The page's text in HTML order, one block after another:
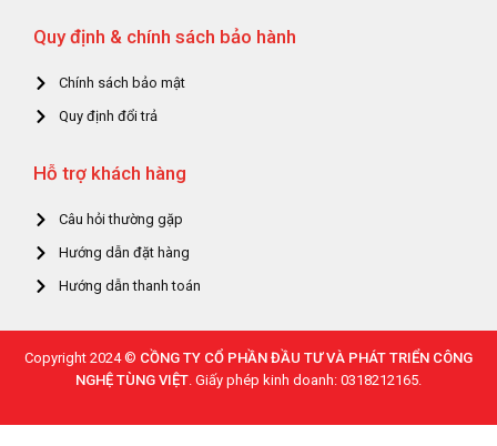
Quy định & chính sách bảo hành
Chính sách bảo mật
Quy định đổi trả
Hỗ trợ khách hàng
Câu hỏi thường gặp
Hướng dẫn đặt hàng
Hướng dẫn thanh toán
Copyright 2024 © CỒNG TY CỔ PHẦN ĐẦU TƯ VÀ PHÁT TRIỂN CÔNG
NGHỆ TÙNG VIỆT . Giấy phép kinh doanh: 0318212165.